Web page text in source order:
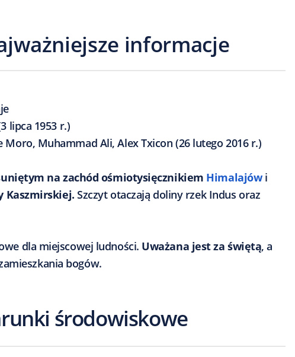
informacje
lipca 1953 r.)
Moro, Muhammad Ali, Alex Txicon (26 lutego 2016 r.)
na zachód ośmiotysięcznikiem Himalajówi
Kaszmirskiej. Szczyt otaczają doliny rzek Indus oraz
dla miejscowej ludności. Uważana jest za świętą, a
bogów.
środowiskowe